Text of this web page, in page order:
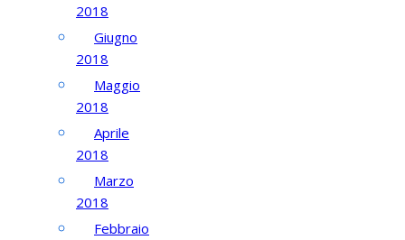
2018
Giugno
2018
Maggio
2018
Aprile
2018
Marzo
2018
Febbraio